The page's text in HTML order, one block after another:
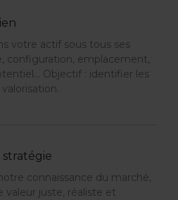
votre actif sous tous ses
configuration, emplacement,
Objectif : identifier les
stratégie
connaissance du marché,
valeur juste, réaliste et